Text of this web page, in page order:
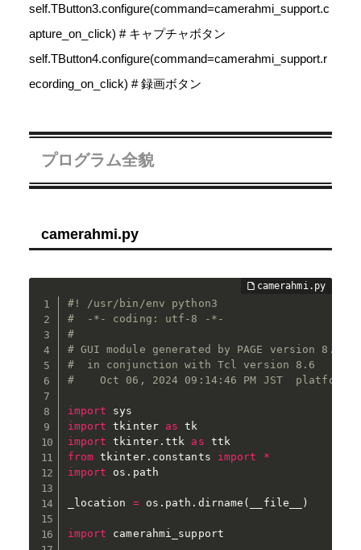
self.TButton3.configure(command=camerahmi_support.c
apture_on_click) # キャプチャボタン
self.TButton4.configure(command=camerahmi_support.r
ecording_on_click) # 録画ボタン
プログラム全貌
camerahmi.py
#! /usr/bin/env python3
#  -*- coding: utf-8 -*-
#
# GUI module generated by PAGE version 8.0
#  in conjunction with Tcl version 8.6
#    Oct 06, 2024 09:14:46 PM JST  platform:
import
import tkinter as
import tkinter.ttk as
from tkinter. constants import
*
import os . path
_location = os . path . dirname ( __file__ )
import camerahmi_support